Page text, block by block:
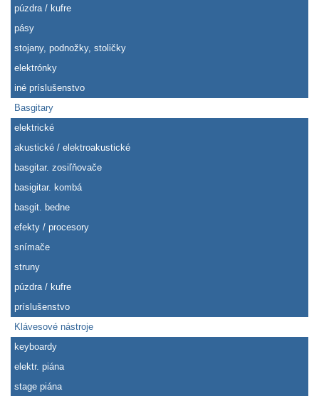
púzdra / kufre
pásy
stojany, podnožky, stoličky
elektrónky
iné príslušenstvo
Basgitary
elektrické
akustické / elektroakustické
basgitar. zosiľňovače
basigitar. kombá
basgit. bedne
efekty / procesory
snímače
struny
púzdra / kufre
príslušenstvo
Klávesové nástroje
keyboardy
elektr. piána
stage piána